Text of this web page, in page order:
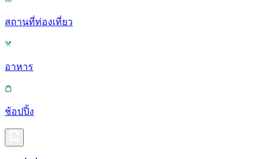
สถานที่ท่องเที่ยว
อาหาร
ช้อปปิ้ง